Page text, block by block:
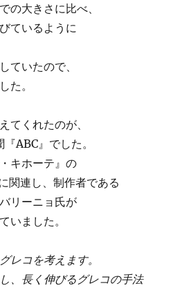
の大きさに比べ、
ているように
ていたので、
た。
てくれたのが、
ABC』でした。
キホーテ』の
関連し、制作者である
リーニョ氏が
いました。
レコを考えます。
、長く伸びるグレコの手法